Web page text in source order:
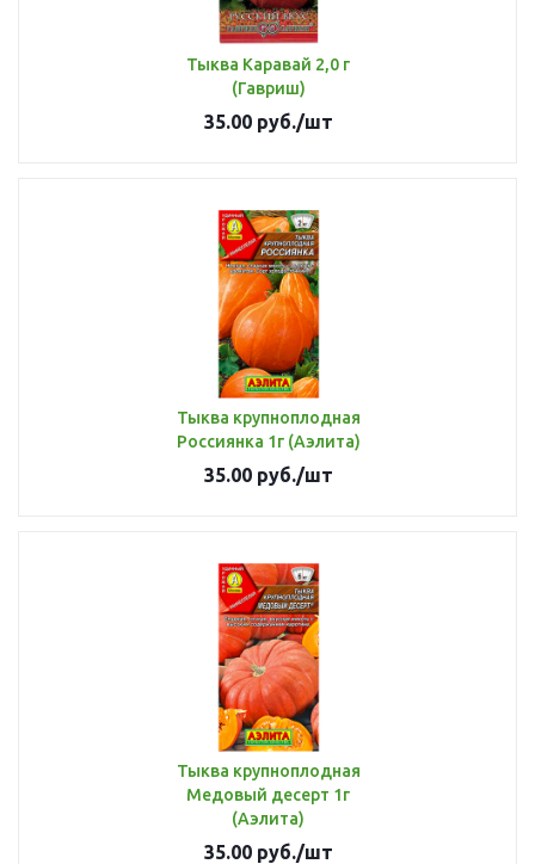
Тыква Каравай 2,0 г
(Гавриш)
35.00руб./шт
Тыква крупноплодная
Россиянка 1г (Аэлита)
35.00руб./шт
Тыква крупноплодная
Медовый десерт 1г
(Аэлита)
35.00руб./шт